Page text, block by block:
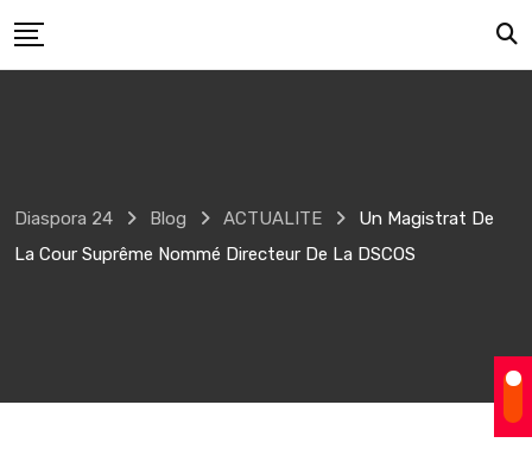
to
Diaspora 24 Blog ACTUALITE
Un Magistrat De
La Cour Suprême Nommé Directeur De La DSCOS